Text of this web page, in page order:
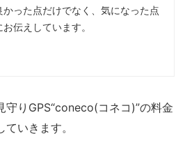
かった点だけでなく、気になった点
お伝えしています。
守りGPS“coneco(コネコ)”の料金
いきます。